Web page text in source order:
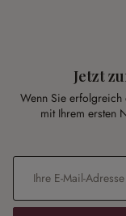
Jetzt
Wenn Sie erfolgreich
mit Ihrem ersten
E-Mail-Adresse